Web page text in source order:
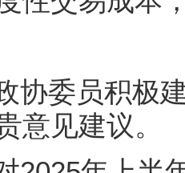
协委员积极
意见建议。